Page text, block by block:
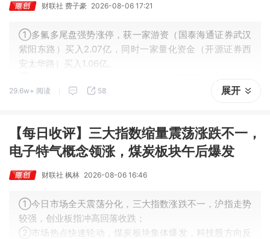
财联社 费子豪 2026-08-06 17:21
①多氟多尾盘强势涨停，获一家游资（国泰海通证券武汉
紫阳东路）买入2.07亿，同时一家量化资金（开源证券西
安太华路）买入1.06亿。
1亿，深股通买入2.43亿，一家游资买入1.6亿，同时遭一
29.6w+ 阅读 58 展开
【每日收评】三大指数缩量震荡涨跌不一，
电子特气概念领涨，煤炭板块午后爆发
财联社 枫林 2026-08-06 16:46
①今日市场全天震荡分化，三大指数涨跌不一，沪指走势
较强，创业板指冲高回落收跌；
②市场热点快速轮动，煤炭板块集体爆发，科技股方向反